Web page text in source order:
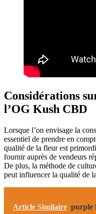
Considérations
l’OG Kush CBD
Lorsque l’on envisage la
essentiel de prendre en
qualité de la fleur est
fournir auprès de vendeurs
De plus, la méthode de
peut influencer la qualité de
Article Similaire purple